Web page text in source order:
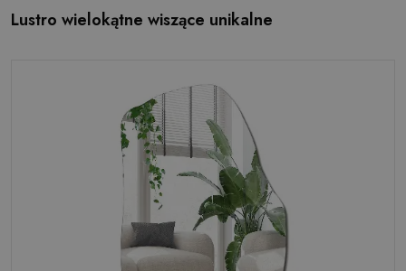
Lustro wielokątne wiszące unikalne